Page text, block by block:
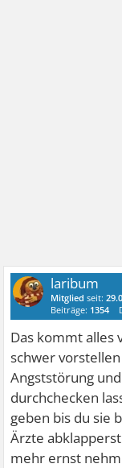
laribum
Mitglied seit:
Beiträge: 1354
Das kommt alles
schwer
Angststörung
durchchecken
geben bis du sie
Ärzte
mehr ernst